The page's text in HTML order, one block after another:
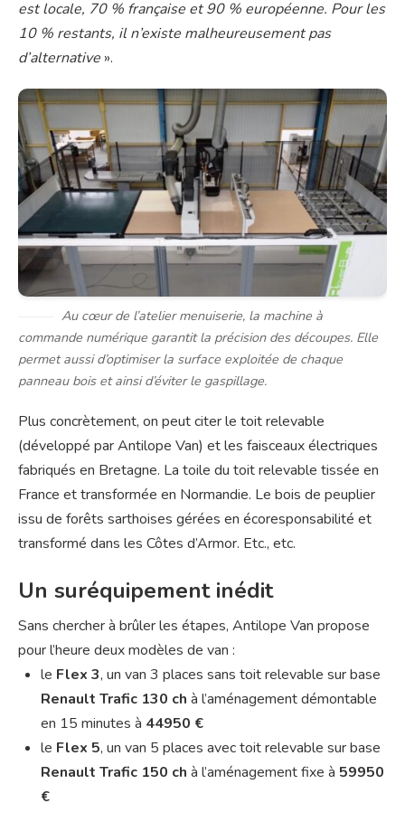
est locale, 70 % française et 90 % européenne. Pour les
10 % restants, il n’existe malheureusement pas
d’alternative ».
Au cœur de l’atelier menuiserie, la machine à
commande numérique garantit la précision des découpes. Elle
permet aussi d’optimiser la surface exploitée de chaque
panneau bois et ainsi d’éviter le gaspillage.
Plus concrètement, on peut citer le toit relevable
(développé par Antilope Van) et les faisceaux électriques
fabriqués en Bretagne. La toile du toit relevable tissée en
France et transformée en Normandie. Le bois de peuplier
issu de forêts sarthoises gérées en écoresponsabilité et
transformé dans les Côtes d’Armor. Etc., etc.
Un suréquipement inédit
Sans chercher à brûler les étapes, Antilope Van propose
pour l’heure deux modèles de van :
le Flex 3, un van 3 places sans toit relevable sur base
Renault Trafic 130 ch à l’aménagement démontable
en 15 minutes à 44950 €
le Flex 5, un van 5 places avec toit relevable sur base
Renault Trafic 150 ch à l’aménagement fixe à 59950
€